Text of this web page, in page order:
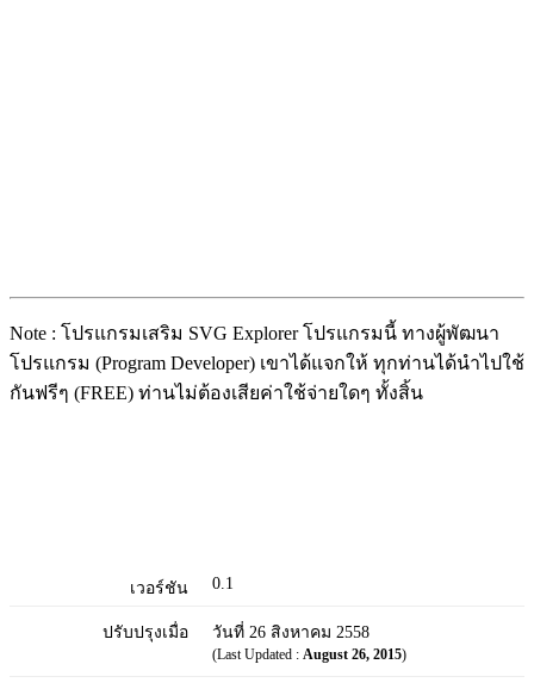
Note : โปรแกรมเสริม SVG Explorer โปรแกรมนี้ ทางผู้พัฒนา
โปรแกรม (Program Developer) เขาได้แจกให้ ทุกท่านได้นำไปใช้
กันฟรีๆ (FREE) ท่านไม่ต้องเสียค่าใช้จ่ายใดๆ ทั้งสิ้น
เวอร์ชัน 0.1
ปรับปรุงเมื่อ วันที่ 26 สิงหาคม 2558
(Last Updated : August 26, 2015)